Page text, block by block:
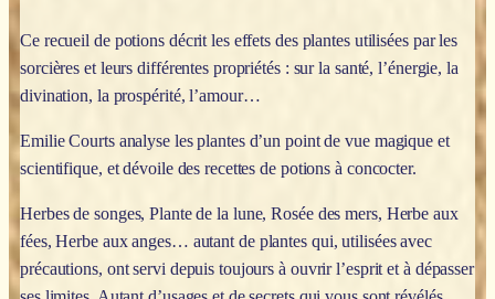
Ce recueil de potions décrit les effets des plantes utilisées par les
sorcières et leurs différentes propriétés : sur la santé, l’énergie, la
divination, la prospérité, l’amour…
Emilie Courts analyse les plantes d’un point de vue magique et
scientifique, et dévoile des recettes de potions à concocter.
Herbes de songes, Plante de la lune, Rosée des mers, Herbe aux
fées, Herbe aux anges… autant de plantes qui, utilisées avec
précautions, ont servi depuis toujours à ouvrir l’esprit et à dépasser